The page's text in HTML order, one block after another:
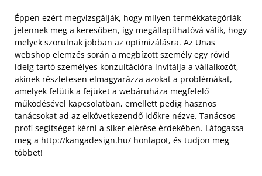
Éppen ezért megvizsgálják, hogy milyen termékkategóriák
jelennek meg a keresőben, így megállapíthatóvá válik, hogy
melyek szorulnak jobban az optimizálásra. Az Unas
webshop elemzés során a megbízott személy egy rövid
ideig tartó személyes konzultációra invitálja a vállalkozót,
akinek részletesen elmagyarázza azokat a problémákat,
amelyek felütik a fejüket a webáruháza megfelelő
működésével kapcsolatban, emellett pedig hasznos
tanácsokat ad az elkövetkezendő időkre nézve. Tanácsos
profi segítséget kérni a siker elérése érdekében. Látogassa
meg a http://kangadesign.hu/ honlapot, és tudjon meg
többet!